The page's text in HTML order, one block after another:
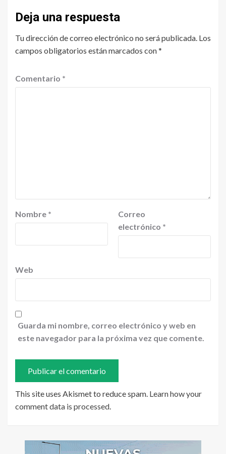
Deja una respuesta
Tu dirección de correo electrónico no será publicada. Los
campos obligatorios están marcados con*
Comentario *
Nombre *
Correo
electrónico *
Web
Guarda mi nombre, correo electrónico y web en
este navegador para la próxima vez que comente.
This site uses Akismet to reduce spam. Learn how your
comment data is processed.